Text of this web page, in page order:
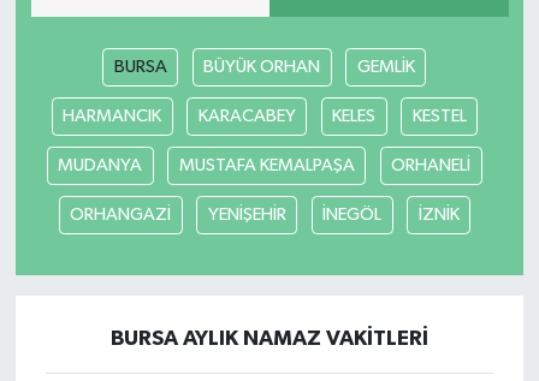
BURSA BÜYÜK ORHAN GEMLİK
HARMANCIK KARACABEY KELES KESTEL
MUDANYA MUSTAFA KEMALPAŞA ORHANELİ
ORHANGAZİ YENİŞEHİR İNEGÖL İZNİK
BURSA AYLIK NAMAZ VAKITLERI